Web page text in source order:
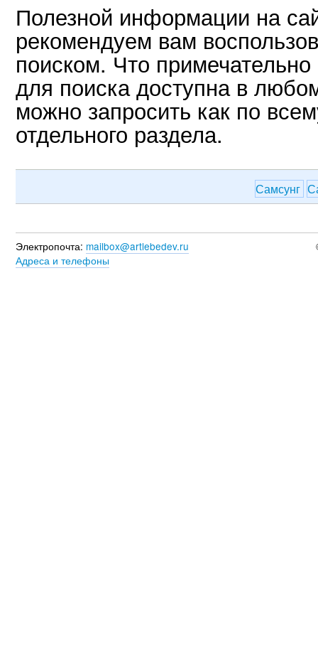
Полезной информации на
рекомендуем вам
поиском. Что
для поиска доступна в
можно запросить как по
отдельного раздела.
Самсунг
Электропочта: mailbox@artlebedev.ru
Адреса и телефоны